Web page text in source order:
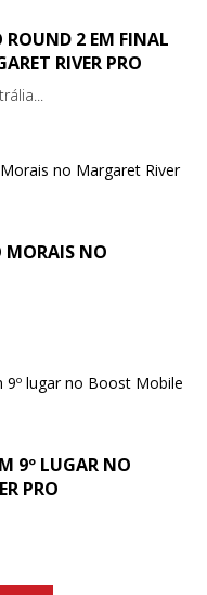
ROUND 2 EM FINAL
RIVER PRO
MORAIS NO
9º LUGAR NO
PRO